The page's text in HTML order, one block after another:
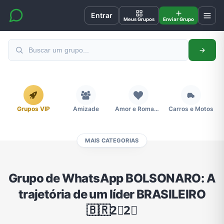
Entrar Meus Grupos Enviar Grupo
Grupos VIP Amizade Amor e Romance Carros e Motos
Divulgação Educação Emagrecimento e Perda de Peso Esportes
MAIS CATEGORIAS
Grupo de WhatsApp BOLSONARO: A
trajetória de um líder BRASILEIRO
🇧🇷2⃣2⃣